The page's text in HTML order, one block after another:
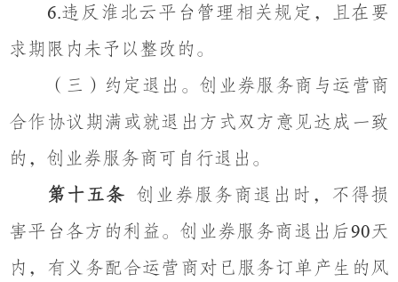
6.违反淮北云平台管理相关规定，且在要
求期限内未予以整改的。
（三）约定退出。创业券服务商与运营商
合作协议期满或就退出方式双方意见达成一致
的，创业券服务商可自行退出。
第十五条 创业券服务商退出时，不得损
害平台各方的利益。创业券服务商退出后90天
内，有义务配合运营商对已服务订单产生的风